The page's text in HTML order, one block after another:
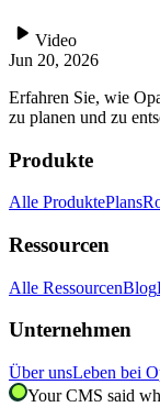
play_arrow Video
Jun 20, 2026
Erfahren Sie, wie
zu planen und zu
Produkte
Alle ProduktePlans
Ressourcen
Alle RessourcenBlog
Unternehmen
Über unsLeben bei
Your CMS said